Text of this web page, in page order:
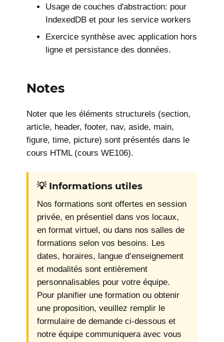
Usage de couches d'abstraction: pour
IndexedDB et pour les service workers
Exercice synthèse avec application hors
ligne et persistance des données.
Notes
Noter que les éléments structurels (section,
article, header, footer, nav, aside, main,
figure, time, picture) sont présentés dans le
cours HTML (cours WE106).
💡 Informations utiles
Nos formations sont offertes en session
privée, en présentiel dans vos locaux,
en format virtuel, ou dans nos salles de
formations selon vos besoins. Les
dates, horaires, langue d’enseignement
et modalités sont entièrement
personnalisables pour votre équipe.
Pour planifier une formation ou obtenir
une proposition, veuillez remplir le
formulaire de demande ci-dessous et
notre équipe communiquera avec vous